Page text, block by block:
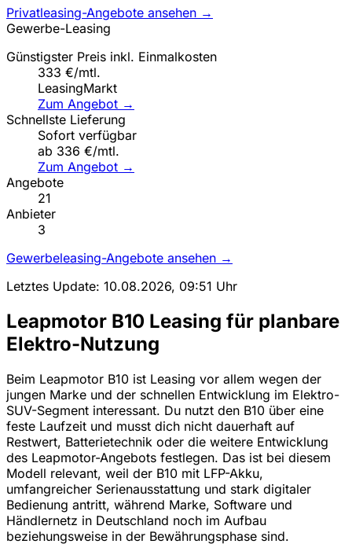
Privatleasing-Angebote ansehen →
Gewerbe-Leasing
Günstigster Preis inkl. Einmalkosten
333 €/mtl.
LeasingMarkt
Zum Angebot →
Schnellste Lieferung
Sofort verfügbar
ab 336 €/mtl.
Zum Angebot →
Angebote
21
Anbieter
3
Gewerbeleasing-Angebote ansehen →
Letztes Update: 10.08.2026, 09:51 Uhr
Leapmotor B10 Leasing für planbare
Elektro-Nutzung
Beim Leapmotor B10 ist Leasing vor allem wegen der
jungen Marke und der schnellen Entwicklung im Elektro-
SUV-Segment interessant. Du nutzt den B10 über eine
feste Laufzeit und musst dich nicht dauerhaft auf
Restwert, Batterietechnik oder die weitere Entwicklung
des Leapmotor-Angebots festlegen. Das ist bei diesem
Modell relevant, weil der B10 mit LFP-Akku,
umfangreicher Serienausstattung und stark digitaler
Bedienung antritt, während Marke, Software und
Händlernetz in Deutschland noch im Aufbau
beziehungsweise in der Bewährungsphase sind.